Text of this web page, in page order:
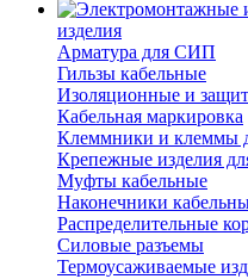
изделия
Арматура для СИП
Гильзы кабельные
Изоляционные и
Кабельная маркировка
Клеммники и клеммы
Крепежные изделия
Муфты кабельные
Наконечники
Распределительные
Силовые разъемы
Термоусаживаемые